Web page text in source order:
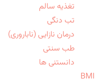
تغذیه سالم
تب دنگی
درمان نازایی (ناباروری)
طب سنتی
دانستنی ها
BMI